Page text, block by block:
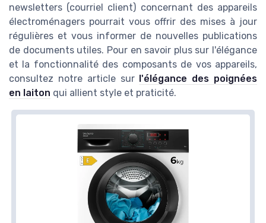
newsletters (courriel client) concernant des appareils
électroménagers pourrait vous offrir des mises à jour
régulières et vous informer de nouvelles publications
de documents utiles. Pour en savoir plus sur l'élégance
et la fonctionnalité des composants de vos appareils,
consultez notre article sur l'élégance des poignées
en laiton qui allient style et praticité.